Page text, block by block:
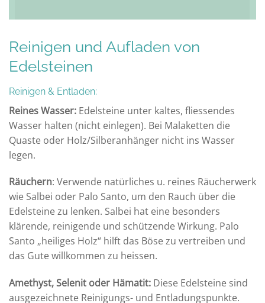
Reinigen und Aufladen von
Edelsteinen
Reinigen & Entladen:
Reines Wasser: Edelsteine unter kaltes, fliessendes
Wasser halten (nicht einlegen). Bei Malaketten die
Quaste oder Holz/Silberanhänger nicht ins Wasser
legen.
Räuchern: Verwende natürliches u. reines Räucherwerk
wie Salbei oder Palo Santo, um den Rauch über die
Edelsteine zu lenken. Salbei hat eine besonders
klärende, reinigende und schützende Wirkung. Palo
Santo „heiliges Holz“ hilft das Böse zu vertreiben und
das Gute willkommen zu heissen.
Amethyst, Selenit oder Hämatit: Diese Edelsteine sind
ausgezeichnete Reinigungs- und Entladungspunkte.